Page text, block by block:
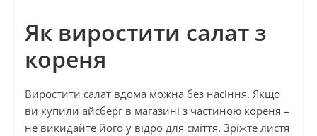
Як виростити салат з
кореня
Виростити салат вдома можна без насіння. Якщо
ви купили айсберг в магазині з частиною кореня –
не викидайте його у відро для сміття. Зріжте листя